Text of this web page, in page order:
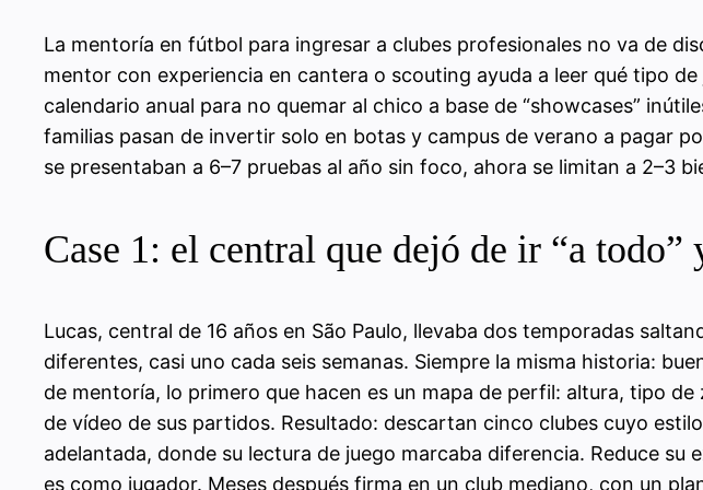
La mentoría en fútbol para ingresar a clubes profesionales no va de
mentor con experiencia en cantera o scouting ayuda a leer qué tipo
calendario anual para no quemar al chico a base de “showcases”
familias pasan de invertir solo en botas y campus de verano a pagar
se presentaban a 6–7 pruebas al año sin foco, ahora se limitan a 2–3
Case 1: el central que dejó de ir “a todo”
Lucas, central de 16 años en São Paulo, llevaba dos temporadas
diferentes, casi uno cada seis semanas. Siempre la misma historia:
de mentoría, lo primero que hacen es un mapa de perfil: altura, tipo
de vídeo de sus partidos. Resultado: descartan cinco clubes cuyo
adelantada, donde su lectura de juego marcaba diferencia. Reduce
es como jugador. Meses después firma en un club mediano, con un